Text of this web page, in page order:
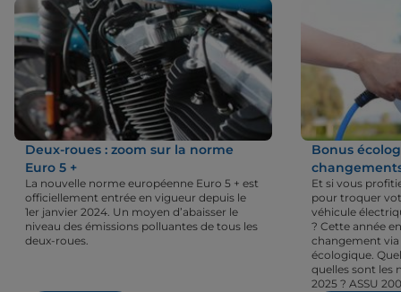
Deux-roues : zoom sur la norme
Euro 5 +
La nouvelle norme européenne Euro 5 + est
officiellement entrée en vigueur depuis le
1er janvier 2024. Un moyen d’abaisser le
niveau des émissions polluantes de tous les
deux-roues.
Bonus
Et si vous
pour troquer
véhicule
? Cette année
changement
écologique.
quelles sont les
2025 ? ASSU